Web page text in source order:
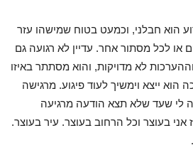
הוא חבלני, וכמעט בטוח שמישהו עזר
או לכל מסתור אחר. עדיין לא רגועה גם
לא מדויקות, והוא מסתתר באיזו
הוא ייצא וימשיך לעוד פיגוע. מרגישה
לי שעד שלא תצא הודעה מרגיעה
בעוצר וכל הרחוב בעוצר. עיר בעוצר.